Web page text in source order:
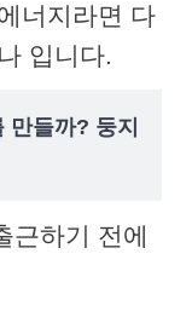
너지라면 다
입니다.
만들까? 둥지
근하기 전에